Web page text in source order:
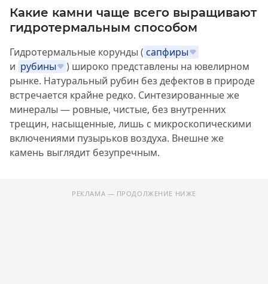
Какие камни чаще всего выращивают
гидротермальным способом
Гидротермальные корунды ( сапфиры
и рубины
) широко представлены на ювелирном
рынке. Натуральный рубин без дефектов в природе
встречается крайне редко. Синтезированные же
минералы — ровные, чистые, без внутренних
трещин, насыщенные, лишь с микроскопическими
включениями пузырьков воздуха. Внешне же
камень выглядит безупречным.
РЕКЛАМА — ПРОДОЛЖЕНИЕ НИЖЕ